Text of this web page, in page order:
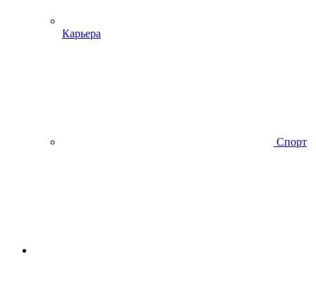
Карьера
Спорт